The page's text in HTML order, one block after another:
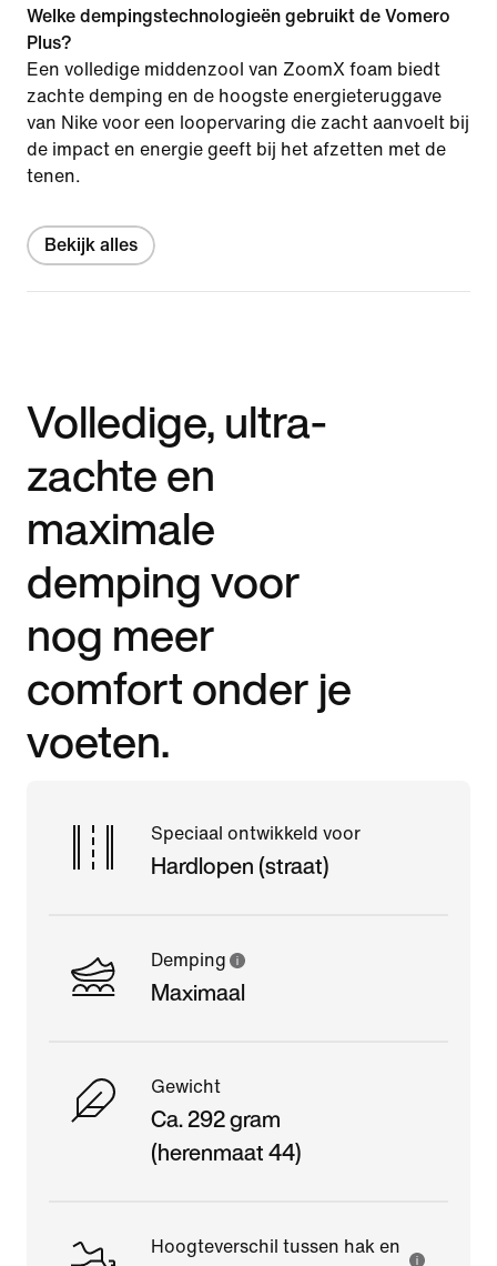
Welke dempingstechnologieën gebruikt de Vomero
Plus?
Een volledige middenzool van ZoomX foam biedt
zachte demping en de hoogste energieteruggave
van Nike voor een loopervaring die zacht aanvoelt bij
de impact en energie geeft bij het afzetten met de
tenen.
Bekijk alles
Volledige, ultra-
zachte en
maximale
demping voor
nog meer
comfort onder je
voeten.
Speciaal ontwikkeld voor
Hardlopen (straat)
Demping
Maximaal
Gewicht
Ca. 292 gram
(herenmaat 44)
Hoogteverschil tussen hak en